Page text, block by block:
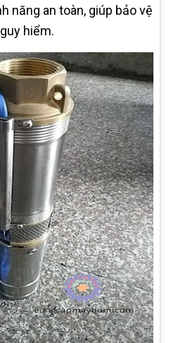
năng an toàn, giúp bảo vệ
hiểm.